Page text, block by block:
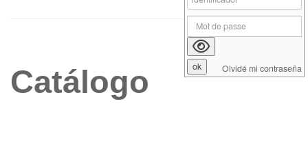
Catálogo Olvidé mi contraseña